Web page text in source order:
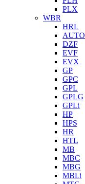
PLX
WBR
HRL
AUTO
DZF
EVF
EVX
GP
GPC
GPL
GPLG
GPLi
HP
HPS
HR
HTL
MB
MBC
MBG
MBLi